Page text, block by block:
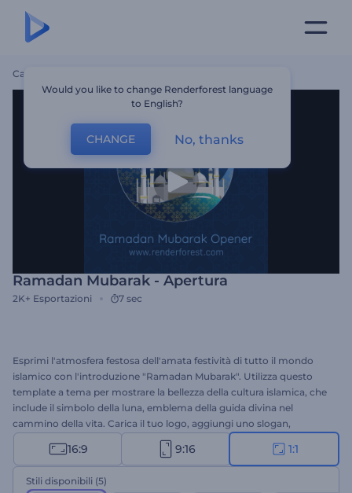
Casa
Ramadan Mubarak - Apertura
2K+ Esportazioni 7 sec
Esprimi l'atmosfera festosa dell'amata festività di tutto il mondo
islamico con l'introduzione "Ramadan Mubarak". Utilizza questo
template a tema per mostrare la bellezza della cultura islamica, che
include il simbolo della luna, emblema della guida divina nel
cammino della vita. Carica il tuo logo, aggiungi uno slogan,
seleziona la combinazione di colori e preparati a stupire il tuo
pubblico in pochi minuti. Ideale per introduzioni a festività, auguri,
presentazioni, inviti a celebrazioni e molto altro. Cattura l'attenzione
del tuo pubblico con questa introduzione. Provala subito!
16:9 9:16 1:1
Stili disponibili (5)
Would you like to change Renderforest language
to English?
CHANGE No, thanks